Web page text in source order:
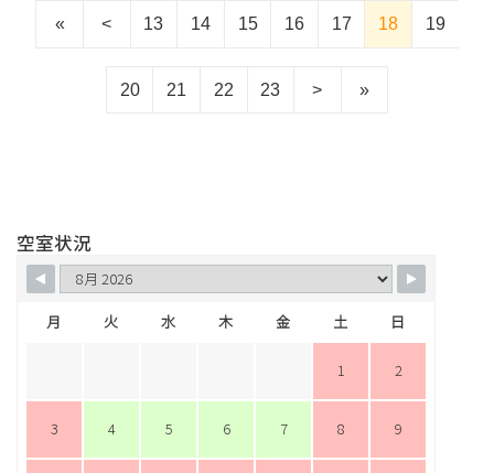
« < 13 14 15 16 17 18 19
20 21 22 23 > »
空室状況
月 火 水 木 金 土 日
1 2
3 4 5 6 7 8 9